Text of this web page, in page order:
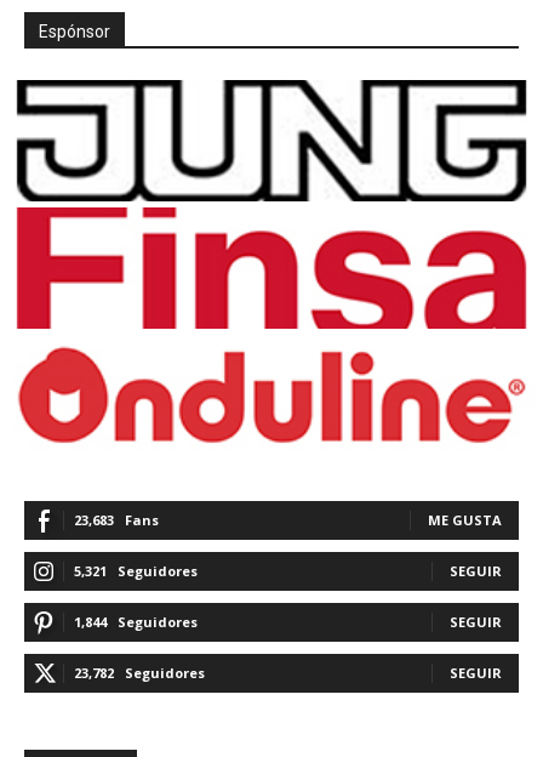
Espónsor
23,683 Fans ME GUSTA
5,321 Seguidores SEGUIR
1,844 Seguidores SEGUIR
23,782 Seguidores SEGUIR